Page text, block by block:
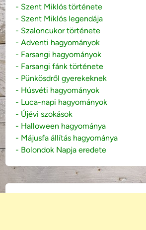
- Szent Miklós története
- Szent Miklós legendája
- Szaloncukor története
- Adventi hagyományok
- Farsangi hagyományok
- Farsangi fánk története
- Pünkösdről gyerekeknek
- Húsvéti hagyományok
- Luca-napi hagyományok
- Újévi szokások
- Halloween hagyománya
- Májusfa állítás hagyománya
- Bolondok Napja eredete